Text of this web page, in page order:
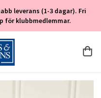
leverans (1-3 dagar). Fri
för klubbmedlemmar.